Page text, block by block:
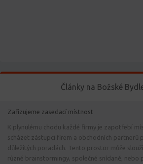
Články na Božské
Zařizujeme zasedací místnost
K plynulému chodu každé firmy je zapotřebí
scházet zástupci firem a obchodních partnerů
důležitých poradách. Tento prostor může
různé brainstormingy, společné snídaně, nebo